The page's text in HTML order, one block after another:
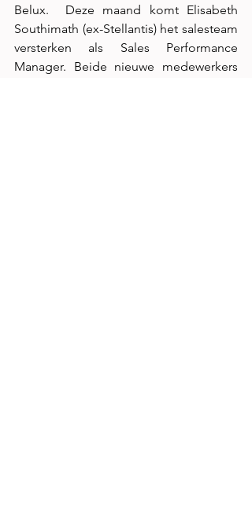
Belux.  Deze maand komt Elisabeth
Southimath (ex-Stellantis) het salesteam
versterken als Sales Performance
Manager. Beide nieuwe medewerkers